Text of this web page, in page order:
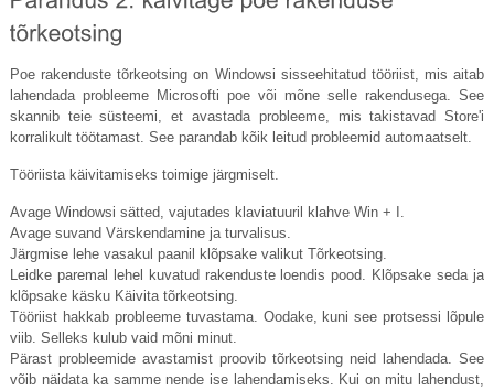
Poe rakenduste tõrkeotsing on Windowsi sisseehitatud tööriist, mis aitab
lahendada probleeme Microsofti poe või mõne selle rakendusega. See
skannib teie süsteemi, et avastada probleeme, mis takistavad Store'i
korralikult töötamast. See parandab kõik leitud probleemid automaatselt.
Tööriista käivitamiseks toimige järgmiselt.
Avage Windowsi sätted, vajutades klaviatuuril klahve Win + I.
Avage suvand Värskendamine ja turvalisus.
Järgmise lehe vasakul paanil klõpsake valikut Tõrkeotsing.
Leidke paremal lehel kuvatud rakenduste loendis pood. Klõpsake seda ja
klõpsake käsku Käivita tõrkeotsing.
Tööriist hakkab probleeme tuvastama. Oodake, kuni see protsessi lõpule
viib. Selleks kulub vaid mõni minut.
Pärast probleemide avastamist proovib tõrkeotsing neid lahendada. See
võib näidata ka samme nende ise lahendamiseks. Kui on mitu lahendust,